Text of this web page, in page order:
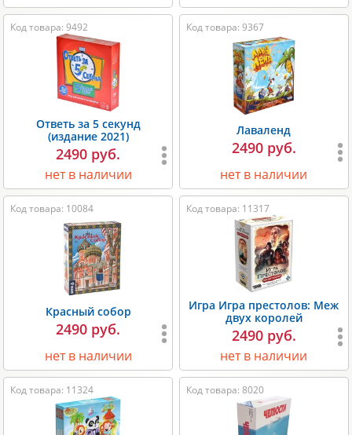
Код товара: 9492
Ответь за 5 секунд
(издание 2021)
2490 руб.
нет в наличии
Код товара: 9367
Лаваленд
2490 руб.
нет в наличии
Код товара: 10084
Красный собор
2490 руб.
нет в наличии
Код товара: 11317
Игра Игра престолов: Меж
двух королей
2490 руб.
нет в наличии
Код товара: 11324 Код товара: 8020